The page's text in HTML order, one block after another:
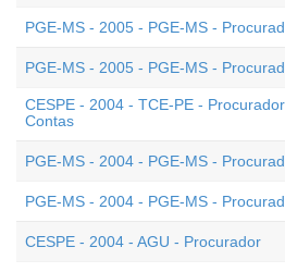
PGE-MS - 2005 - PGE-MS -
PGE-MS - 2005 - PGE-MS -
CESPE - 2004 - TCE-PE -
Contas
PGE-MS - 2004 - PGE-MS -
PGE-MS - 2004 - PGE-MS -
CESPE - 2004 - AGU - Procurador